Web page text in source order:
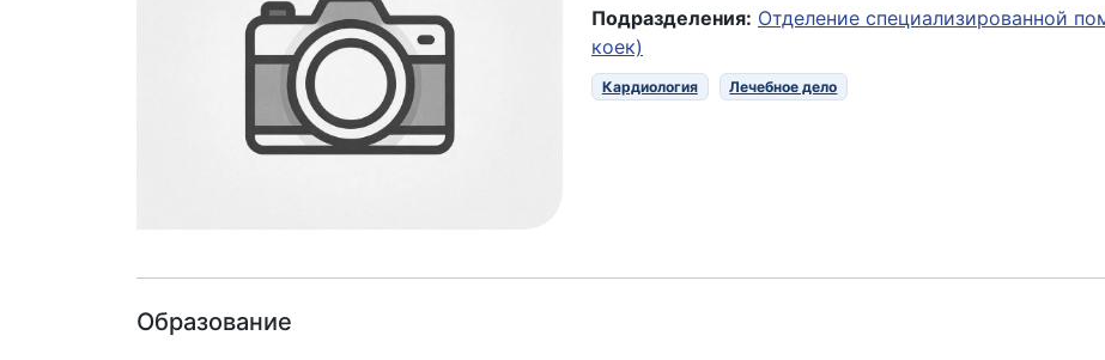
Подразделения: Отделение специализированной
коек)
Кардиология Лечебное дело
Образование